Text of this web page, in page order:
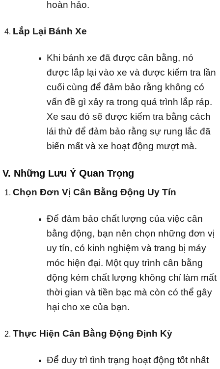
hoàn hảo.
Lắp Lại Bánh Xe
Khi bánh xe đã được cân bằng, nó
được lắp lại vào xe và được kiểm tra lần
cuối cùng để đảm bảo rằng không có
vấn đề gì xảy ra trong quá trình lắp ráp.
Xe sau đó sẽ được kiểm tra bằng cách
lái thử để đảm bảo rằng sự rung lắc đã
biến mất và xe hoạt động mượt mà.
V. Những Lưu Ý Quan Trọng
Chọn Đơn Vị Cân Bằng Động Uy Tín
Để đảm bảo chất lượng của việc cân
bằng động, bạn nên chọn những đơn vị
uy tín, có kinh nghiệm và trang bị máy
móc hiện đại. Một quy trình cân bằng
động kém chất lượng không chỉ làm mất
thời gian và tiền bạc mà còn có thể gây
hại cho xe của bạn.
Thực Hiện Cân Bằng Động Định Kỳ
Để duy trì tình trạng hoạt động tốt nhất